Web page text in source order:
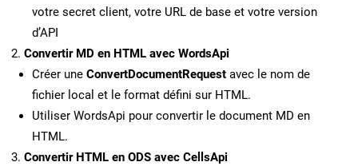
votre secret client, votre URL de base et votre version
d’API
Convertir MD en HTML avec WordsApi
Créer une ConvertDocumentRequest avec le nom de
fichier local et le format défini sur HTML.
Utiliser WordsApi pour convertir le document MD en
HTML.
Convertir HTML en ODS avec CellsApi